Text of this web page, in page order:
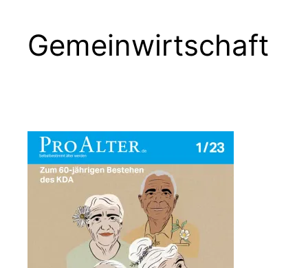
Gemeinwirtschaft